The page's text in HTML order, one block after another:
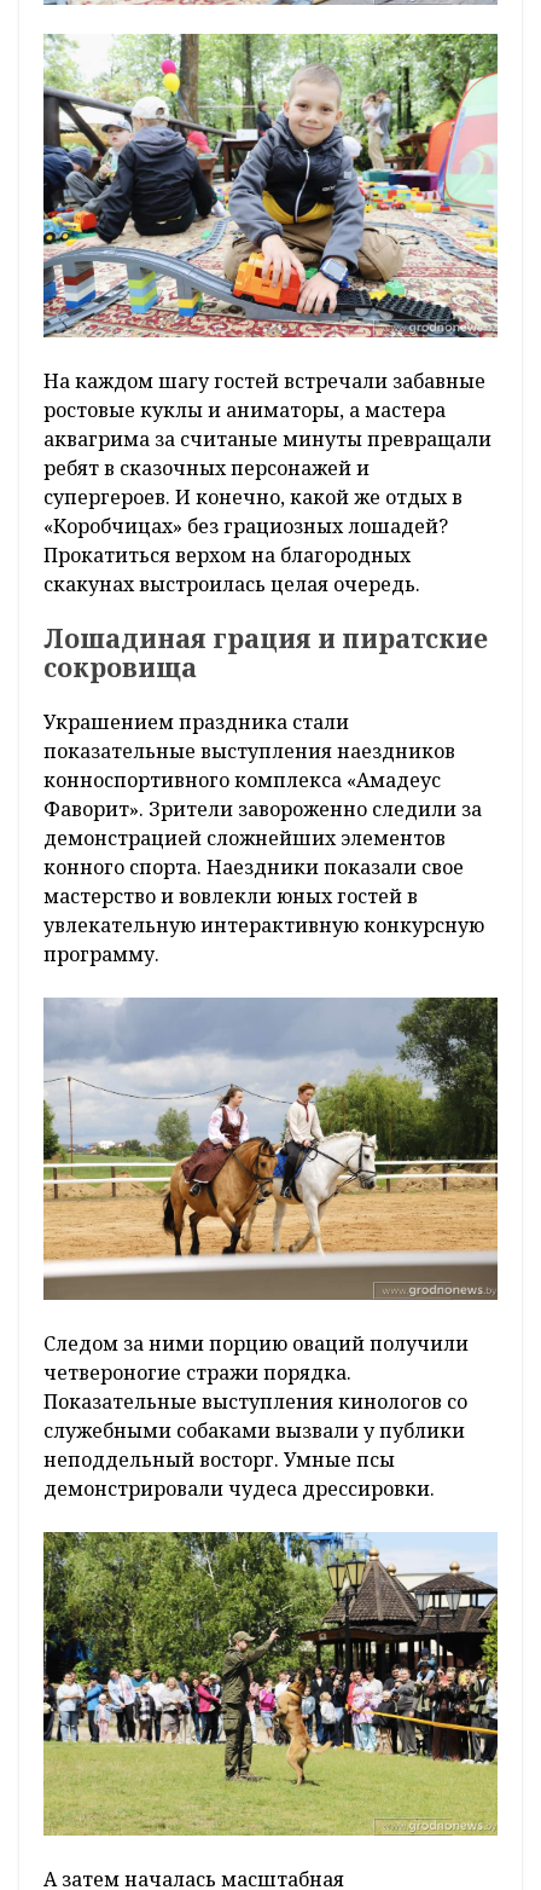
На каждом шагу гостей встречали забавные
ростовые куклы и аниматоры, а мастера
аквагрима за считаные минуты превращали
ребят в сказочных персонажей и
супергероев. И конечно, какой же отдых в
«Коробчицах» без грациозных лошадей?
Прокатиться верхом на благородных
скакунах выстроилась целая очередь.
Лошадиная грация и пиратские
сокровища
Украшением праздника стали
показательные выступления наездников
конноспортивного комплекса «Амадеус
Фаворит». Зрители завороженно следили за
демонстрацией сложнейших элементов
конного спорта. Наездники показали свое
мастерство и вовлекли юных гостей в
увлекательную интерактивную конкурсную
программу.
Следом за ними порцию оваций получили
четвероногие стражи порядка.
Показательные выступления кинологов со
служебными собаками вызвали у публики
неподдельный восторг. Умные псы
демонстрировали чудеса дрессировки.
А затем началась масштабная